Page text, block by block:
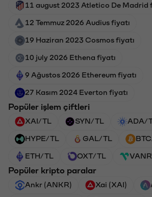
11 august 2023 Atletico De Madrid
12 Temmuz 2026 Audius fiyatı
19 Haziran 2023 Cosmos fiyatı
10 july 2026 Ethena fiyatı
9 Ağustos 2026 Ethereum fiyatı
27 Kasım 2024 Everton fiyatı
Popüler işlem çiftleri
XAI/TL SYN/TL ADA/
HYPE/TL GAL/TL
ETH/TL OXT/TL
Popüler kripto paralar
Ankr (ANKR) Xai (XAI)